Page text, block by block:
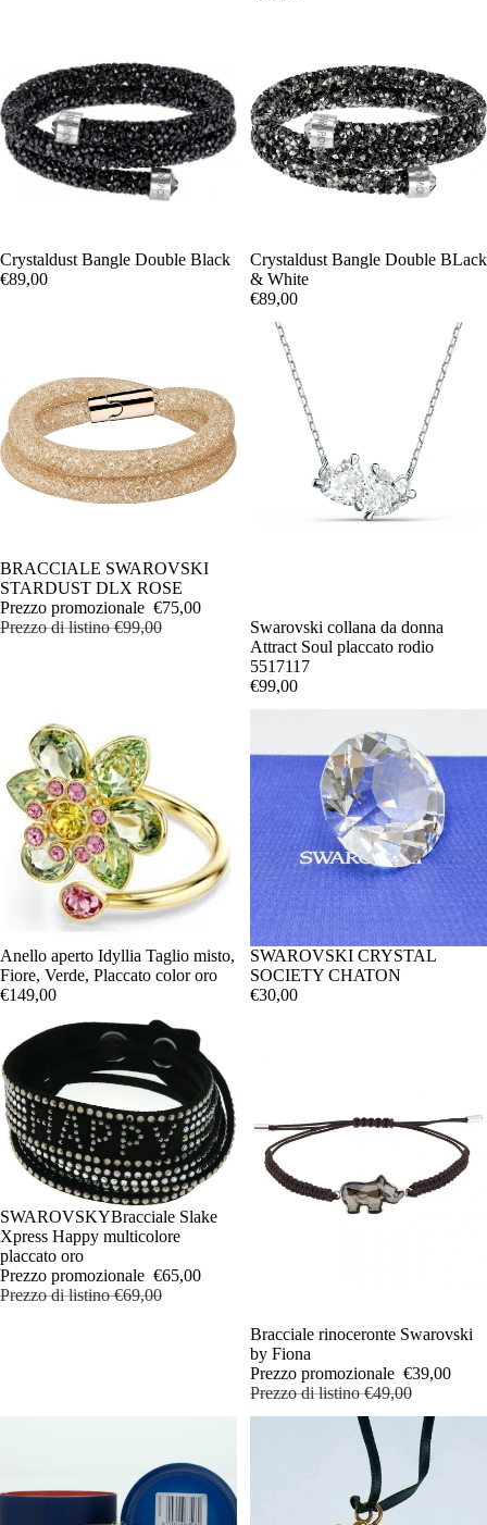
Crystaldust Bangle Double Black
€89,00
Crystaldust Bangle Double BLack
& White
€89,00
IN OFFERTA
BRACCIALE SWAROVSKI
STARDUST DLX ROSE
Prezzo promozionale €75,00
Prezzo di listino€99,00
Swarovski collana da donna
Attract Soul placcato rodio
5517117
€99,00
Anello aperto Idyllia Taglio misto,
Fiore, Verde, Placcato color oro
€149,00
SWAROVSKI CRYSTAL
SOCIETY CHATON
€30,00
IN OFFERTA
SWAROVSKYBracciale Slake
Xpress Happy multicolore
placcato oro
Prezzo promozionale €65,00
Prezzo di listino€69,00
IN OFFERTA
Bracciale rinoceronte Swarovski
by Fiona
Prezzo promozionale €39,00
Prezzo di listino€49,00